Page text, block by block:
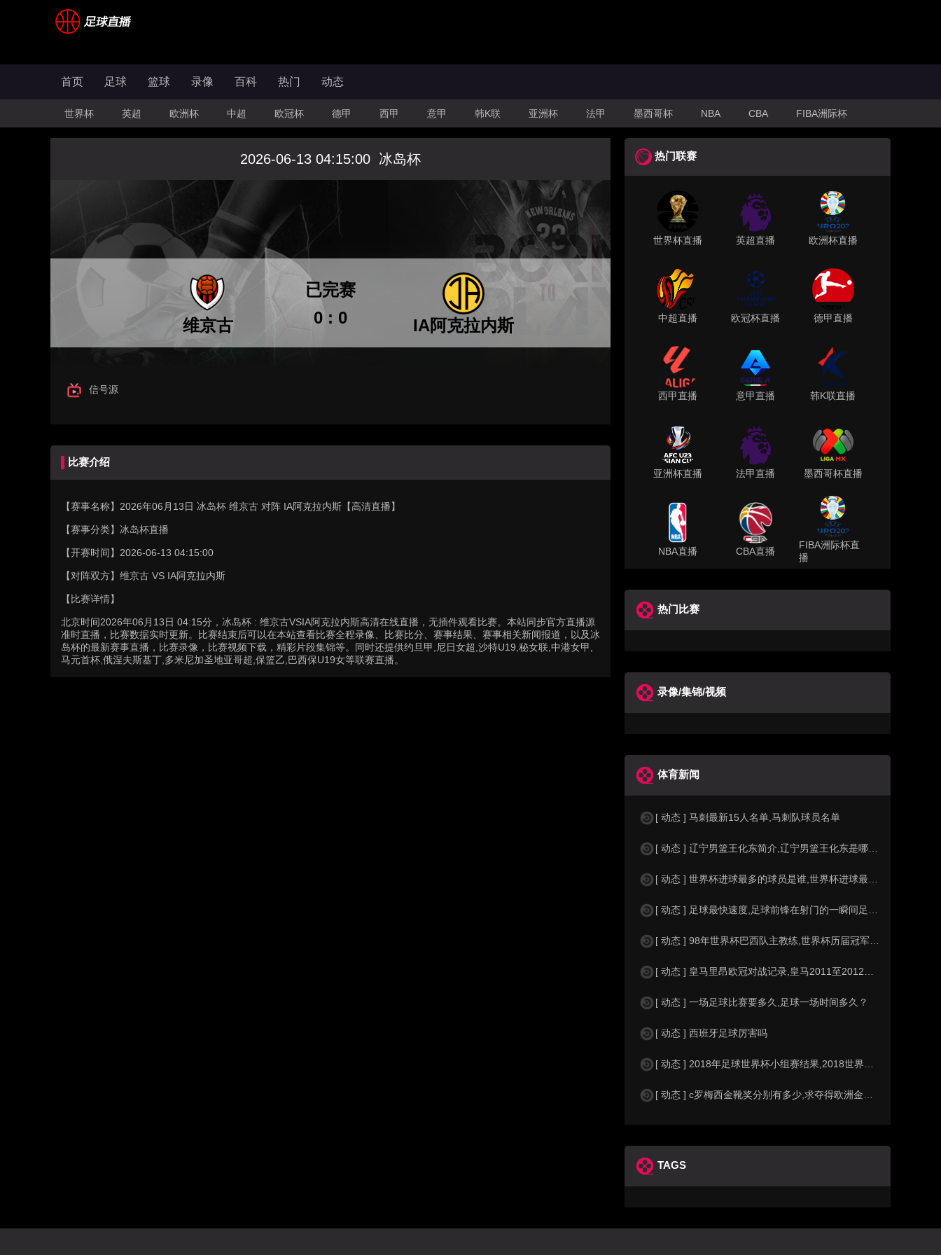
首页 足球 篮球 录像 百科 热门 动态
世界杯 英超 欧洲杯 中超 欧冠杯 德甲 西甲 意甲 韩K联 亚洲杯 法甲 墨西哥杯 NBA CBA FIBA洲际杯
2026-06-13 04:15:00 冰岛杯
维京古 0 : 0
已完赛
IA阿克拉内斯
信号源
比赛介绍
【赛事名称】 2026年06月13日 冰岛杯 维京古 对阵 IA阿克拉内斯【高清直播】
【赛事分类】 冰岛杯直播
【开赛时间】 2026-06-13 04:15:00
【对阵双方】 维京古 VS IA阿克拉内斯
【比赛详情】
北京时间2026年06月13日 04:15分，冰岛杯 : 维京古VSIA阿克拉内斯高清在线直播，无插件观看比赛。本站同步官方直播源
准时直播，比赛数据实时更新。比赛结束后可以在本站查看比赛全程录像、比赛比分、赛事结果、赛事相关新闻报道，以及冰
岛杯的最新赛事直播，比赛录像，比赛视频下载，精彩片段集锦等。同时还提供约旦甲,尼日女超,沙特U19,秘女联,中港女甲,
马元首杯,俄涅夫斯基丁,多米尼加圣地亚哥超,保篮乙,巴西保U19女等联赛直播。
热门联赛
世界杯直播 英超直播 欧洲杯直播
中超直播 欧冠杯直播 德甲直播
西甲直播 意甲直播 韩K联直播
亚洲杯直播 法甲直播 墨西哥杯直播
NBA直播 CBA直播
FIBA洲际杯直
播
热门比赛
录像/集锦/视频
体育新闻
[ 动态 ] 马刺最新15人名单,马刺队球员名单
[ 动态 ] 辽宁男篮王化东简介,辽宁男篮王化东是哪里人？
[ 动态 ] 世界杯进球最多的球员是谁,世界杯进球最多的球员是谁？
[ 动态 ] 足球最快速度,足球前锋在射门的一瞬间足球的速度有多快？？
[ 动态 ] 98年世界杯巴西队主教练,世界杯历届冠军球队教练
[ 动态 ] 皇马里昂欧冠对战记录,皇马2011至2012欧冠赛程&nbs
[ 动态 ] 一场足球比赛要多久,足球一场时间多久？
[ 动态 ] 西班牙足球厉害吗
[ 动态 ] 2018年足球世界杯小组赛结果,2018世界杯中国进入a组
[ 动态 ] c罗梅西金靴奖分别有多少,求夺得欧洲金靴奖与各大联赛金靴奖最
TAGS